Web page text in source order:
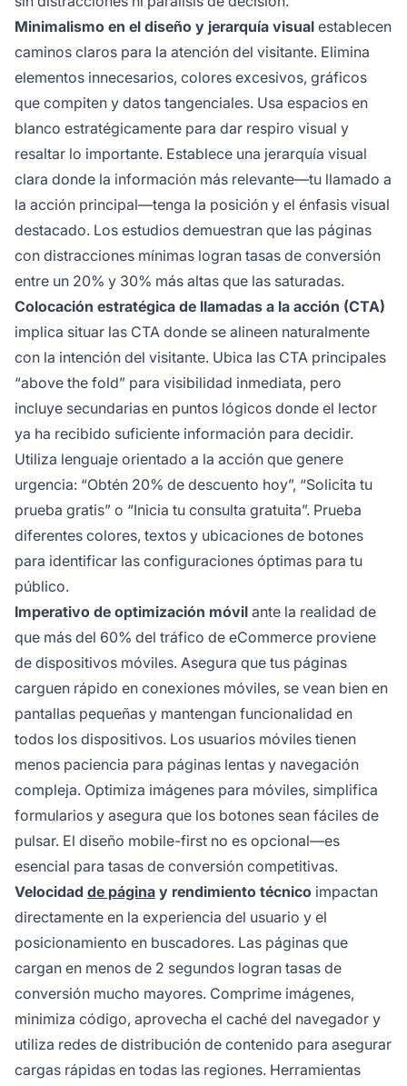
Minimalismo en el diseño y jerarquía visual establecen
caminos claros para la atención del visitante. Elimina
elementos innecesarios, colores excesivos, gráficos
que compiten y datos tangenciales. Usa espacios en
blanco estratégicamente para dar respiro visual y
resaltar lo importante. Establece una jerarquía visual
clara donde la información más relevante—tu llamado a
la acción principal—tenga la posición y el énfasis visual
destacado. Los estudios demuestran que las páginas
con distracciones mínimas logran tasas de conversión
entre un 20% y 30% más altas que las saturadas.
Colocación estratégica de llamadas a la acción (CTA)
implica situar las CTA donde se alineen naturalmente
con la intención del visitante. Ubica las CTA principales
“above the fold” para visibilidad inmediata, pero
incluye secundarias en puntos lógicos donde el lector
ya ha recibido suficiente información para decidir.
Utiliza lenguaje orientado a la acción que genere
urgencia: “Obtén 20% de descuento hoy”, “Solicita tu
prueba gratis” o “Inicia tu consulta gratuita”. Prueba
diferentes colores, textos y ubicaciones de botones
para identificar las configuraciones óptimas para tu
público.
Imperativo de optimización móvil ante la realidad de
que más del 60% del tráfico de eCommerce proviene
de dispositivos móviles. Asegura que tus páginas
carguen rápido en conexiones móviles, se vean bien en
pantallas pequeñas y mantengan funcionalidad en
todos los dispositivos. Los usuarios móviles tienen
menos paciencia para páginas lentas y navegación
compleja. Optimiza imágenes para móviles, simplifica
formularios y asegura que los botones sean fáciles de
pulsar. El diseño mobile-first no es opcional—es
esencial para tasas de conversión competitivas.
Velocidad de página y rendimiento técnico impactan
directamente en la experiencia del usuario y el
posicionamiento en buscadores. Las páginas que
cargan en menos de 2 segundos logran tasas de
conversión mucho mayores. Comprime imágenes,
minimiza código, aprovecha el caché del navegador y
utiliza redes de distribución de contenido para asegurar
cargas rápidas en todas las regiones. Herramientas